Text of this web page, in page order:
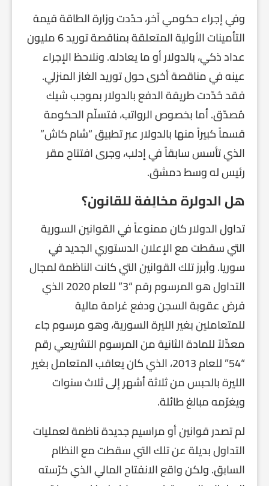
وفي إجراء حكومي آخر، حدّدت وزارة الطاقة قيمة
التأمينات الأولية المتعلقة بمناقصة توريد 6 مليون
عداد ذكي، بالدولار أو ما يعادله. ونلاحظ الإجراء
عينه في مناقصة أخرى حول توريد الغاز المنزلي.
فقد حُدّدت طريقة الدفع بالدولار بموجب شيك
مُصدّق. أما بخصوص الرواتب، فتسلّم الحكومة
قسماً كبيراً منها بالدولار عبر تطبيق “شام كاش”
الذي تأسس سابقاً في إدلب، وجرى افتتاح مقر
رئيس له وسط دمشق.
هل الدولرة مخالِفة للقانون؟
تداول الدولار كان ممنوعاً في القوانين السورية
التي سقطت مع الإعلان الدستوري الجديد في
سوريا. وأبرز تلك القوانين التي كانت الناظمة لمجال
التداول هو المرسوم رقم “3” للعام 2020 الذي
فرض عقوبة السجن ودفع غرامة مالية
للمتعاملين بغير الليرة السورية، وهو مرسوم جاء
معدِّلاً للمادة الثانية من المرسوم التشريعي رقم
“54” للعام 2013، الذي كان يعاقب المتعامل بغير
الليرة بالحبس من ثلاثة أشهر إلى ثلاث سنوات
ويغرّمه مبالغ طائلة.
لم تصدر قوانين أو مراسيم جديدة ناظمة لعمليات
التداول بديلة عن تلك التي سقطت مع النظام
السابق. ولكن واقع الانفتاح المالي الذي كرّسته